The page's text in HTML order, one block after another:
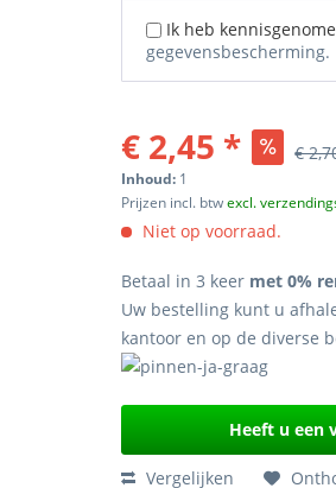
Ik heb
gegevensbescherming.
€ 2,45 * €
Inhoud: 1
Prijzen incl. btwexcl.
Niet op voorraad.
Betaal in 3 keer met 0%
Uw bestelling kunt u
kantoor en op de diverse
Heeft u een
Vergelijken